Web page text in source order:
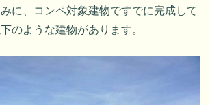
に、コンペ対象建物ですでに完成して
のような建物があります。